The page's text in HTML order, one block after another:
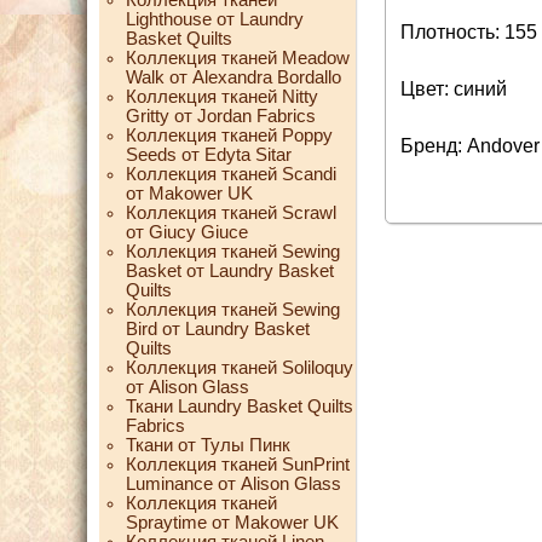
Lighthouse от Laundry
Basket Quilts
Коллекция тканей Meadow
Walk от Alexandra Bordallo
Коллекция тканей Nitty
Gritty от Jordan Fabrics
Коллекция тканей Poppy
Seeds от Edyta Sitar
Коллекция тканей Scandi
от Makower UK
Коллекция тканей Scrawl
от Giucy Giuce
Коллекция тканей Sewing
Basket от Laundry Basket
Quilts
Коллекция тканей Sewing
Bird от Laundry Basket
Quilts
Коллекция тканей Soliloquy
от Alison Glass
Ткани Laundry Basket Quilts
Fabrics
Ткани от Тулы Пинк
Коллекция тканей SunPrint
Luminance от Alison Glass
Коллекция тканей
Spraytime от Makower UK
Плотность: 155
Цвет: синий
Бренд: Andover